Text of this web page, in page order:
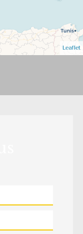
Leaflet